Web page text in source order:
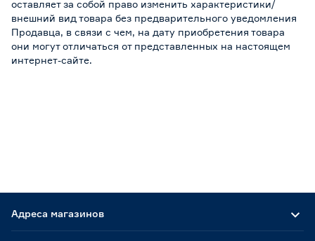
оставляет за собой право изменить характеристики/
внешний вид товара без предварительного уведомления
Продавца, в связи с чем, на дату приобретения товара
они могут отличаться от представленных на настоящем
интернет-сайте.
Адреса магазинов